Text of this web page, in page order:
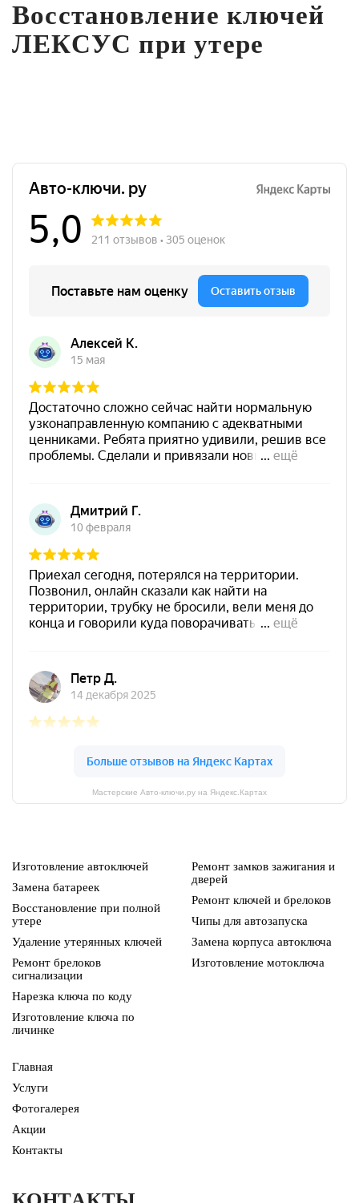
Восстановление ключей
ЛЕКСУС при утере
Мастерские Авто-ключи.ру на Яндекс.Картах
Изготовление автоключей
Замена батареек
Восстановление при полной
утере
Удаление утерянных ключей
Ремонт брелоков
сигнализации
Нарезка ключа по коду
Изготовление ключа по
личинке
Ремонт замков зажигания и
дверей
Ремонт ключей и брелоков
Чипы для автозапуска
Замена корпуса автоключа
Изготовление мотоключа
Главная
Услуги
Фотогалерея
Акции
Контакты